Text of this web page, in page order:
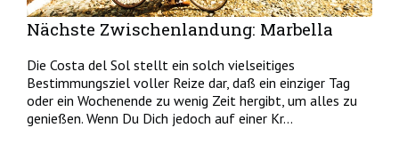
Nächste Zwischenlandung: Marbella
Die Costa del Sol stellt ein solch vielseitiges
Bestimmungsziel voller Reize dar, daß ein einziger Tag
oder ein Wochenende zu wenig Zeit hergibt, um alles zu
genießen. Wenn Du Dich jedoch auf einer Kr...